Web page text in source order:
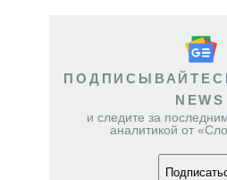
NEWS
и следите за
аналитикой от